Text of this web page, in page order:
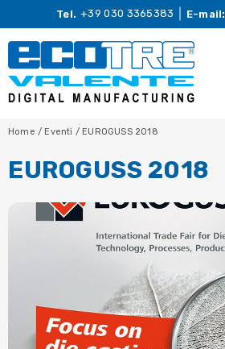
Tel. +39 030 3365383 E-mail:
Home / Eventi / EUROGUSS 2018
EUROGUSS 2018